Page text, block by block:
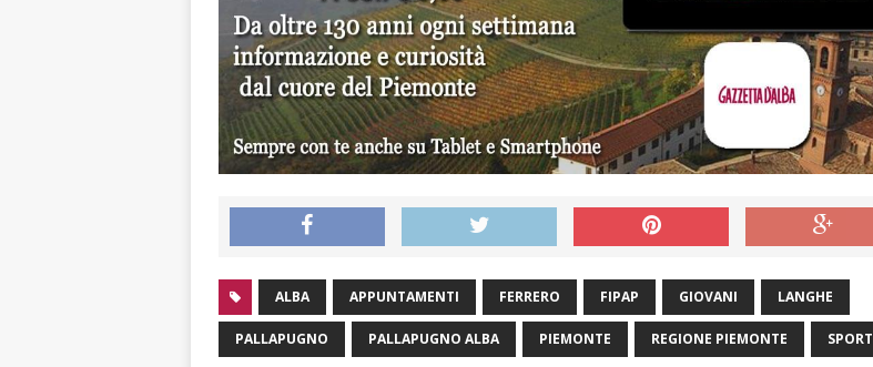
ALBA APPUNTAMENTI FERRERO FIPAP GIOVANI LANGHE
PALLAPUGNO PALLAPUGNO ALBA PIEMONTE REGIONE PIEMONTE SPORT